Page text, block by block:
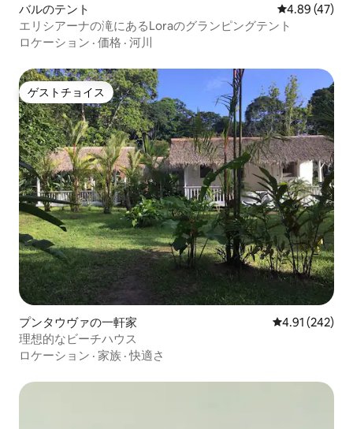
バルのテント レビュー47
4.89 (47)
エリシアーナの滝にあるLoraのグランピングテント
ロケーション · 価格 · 河川
ゲストチョイス
ゲストチョイス
プンタウヴァの一軒家 レビュー242
4.91 (242)
理想的なビーチハウス
ロケーション · 家族 ·快適さ